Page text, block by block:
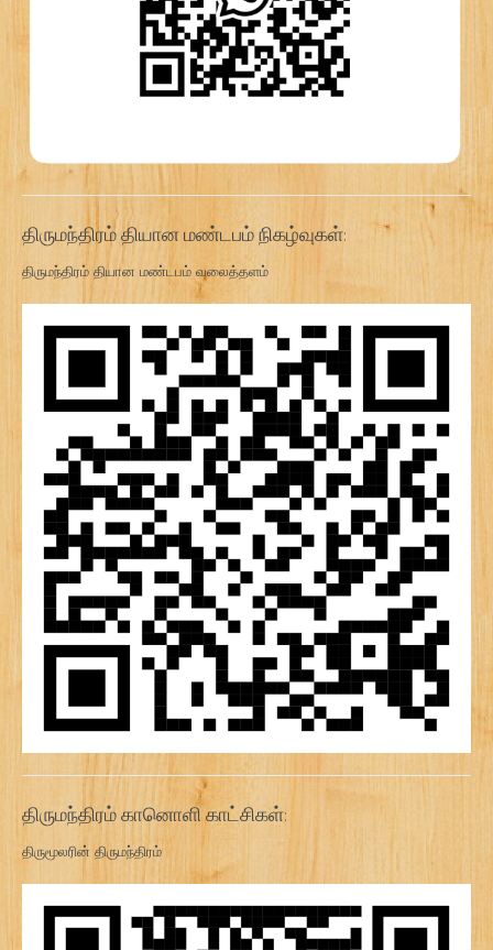
திருமந்திரம் தியான மண்டபம் நிகழ்வுகள்:
திருமந்திரம் தியான மண்டபம் வலைத்தளம்
திருமந்திரம் கானொளி காட்சிகள்:
திருமூலரின் திருமந்திரம்